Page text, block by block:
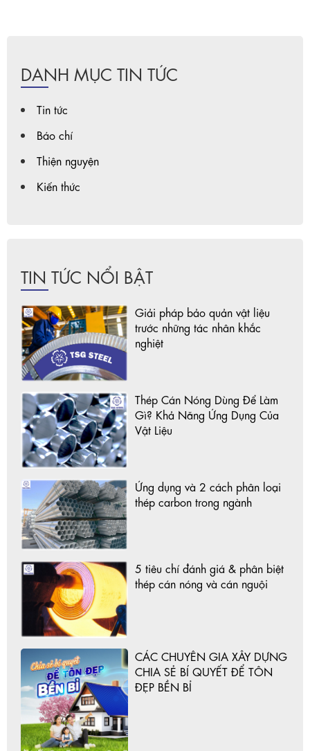
DANH MỤC TIN TỨC
Tin tức
Báo chí
Thiện nguyện
Kiến thức
TIN TỨC NỔI BẬT
Giải pháp bảo quản vật liệu
trước những tác nhân khắc
nghiệt
Thép Cán Nóng Dùng Để Làm
Gì? Khả Năng Ứng Dụng Của
Vật Liệu
Ứng dụng và 2 cách phân loại
thép carbon trong ngành
5 tiêu chí đánh giá & phân biệt
thép cán nóng và cán nguội
CÁC CHUYÊN GIA XÂY DỰNG
CHIA SẺ BÍ QUYẾT ĐỂ TÔN
ĐẸP BỀN BỈ